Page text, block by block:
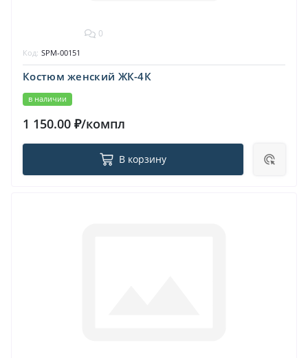
0
Костюм женский ЖК-4К
в наличии
Код: SPM-00151
1 150.00 ₽/компл
В корзину